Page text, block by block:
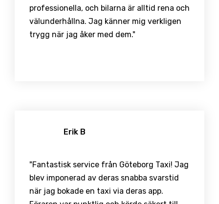
professionella, och bilarna är alltid rena och
välunderhållna. Jag känner mig verkligen
trygg när jag åker med dem."
Erik B
"Fantastisk service från Göteborg Taxi! Jag
blev imponerad av deras snabba svarstid
när jag bokade en taxi via deras app.